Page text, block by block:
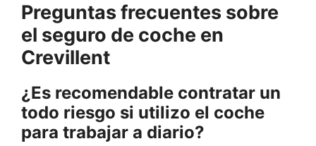
Preguntas frecuentes sobre
el seguro de coche en
Crevillent
¿Es recomendable contratar un
todo riesgo si utilizo el coche
para trabajar a diario?